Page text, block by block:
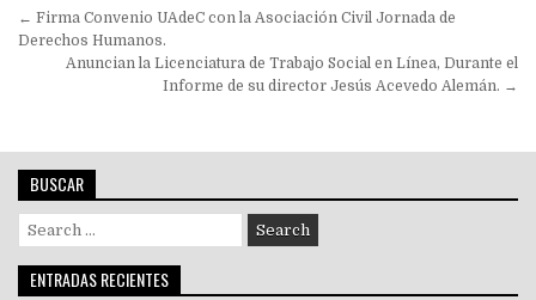
Navegación
de
entradas
← Firma Convenio UAdeC con la Asociación Civil Jornada de
Derechos Humanos.
Anuncian la Licenciatura de Trabajo Social en Línea, Durante el
Informe de su director Jesús Acevedo Alemán. →
BUSCAR
Search
for:
ENTRADAS RECIENTES